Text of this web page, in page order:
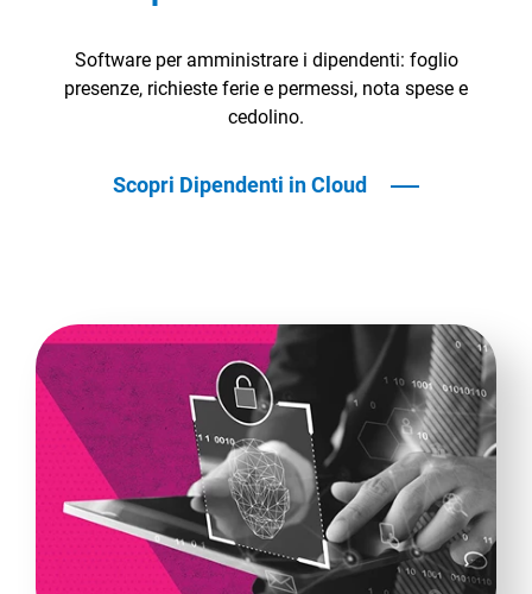
Software per amministrare i dipendenti: foglio
presenze, richieste ferie e permessi, nota spese e
cedolino.
Scopri Dipendenti in Cloud